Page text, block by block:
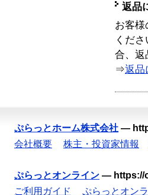
返品
お客様
くだ
合、返
⇒返品
ぷらっとホーム株式会社 —
会社概要
株主・投資家情報
ぷらっとオンライン — https://
ご利用ガイド
ぷらっとオン